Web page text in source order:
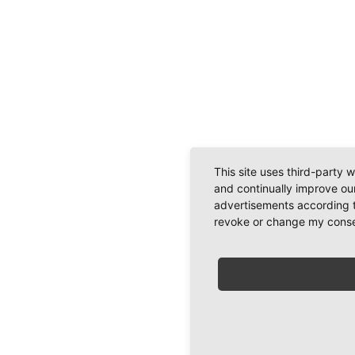
This site uses third-party
and continually improve
advertisements according
revoke or change my